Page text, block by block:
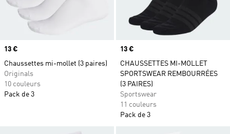
Prix
13 €
Chaussettes mi-mollet (3 paires)
Originals
10 couleurs
Pack de 3
Prix
13 €
CHAUSSETTES MI-MOLLET
SPORTSWEAR REMBOURRÉES
(3 PAIRES)
Sportswear
11 couleurs
Pack de 3